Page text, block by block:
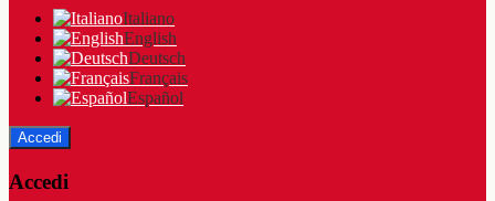
Italiano
English
Deutsch
Français
Español
Accedi
Accedi